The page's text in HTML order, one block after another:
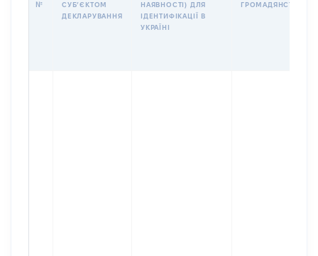
№
СУБʼЄКТОМ
ДЕКЛАРУВАННЯ
НАЯВНОСТІ) ДЛЯ
ІДЕНТИФІКАЦІЇ В
УКРАЇНІ
ГРОМАДЯНСТВО